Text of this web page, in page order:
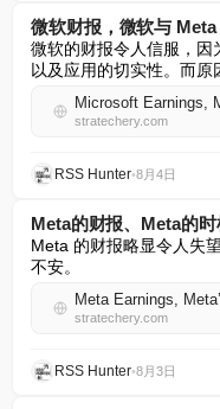
微软财报，微软与
微软的财报令人信服，
以及应用的切实性。而原
stratechery.com
RSS Hunter•8月4日
Meta的财报、Meta的时
Meta 的财报略显令人失
不安。
stratechery.com
RSS Hunter•8月3日